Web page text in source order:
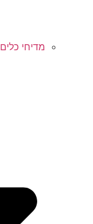
מדיחי כלים